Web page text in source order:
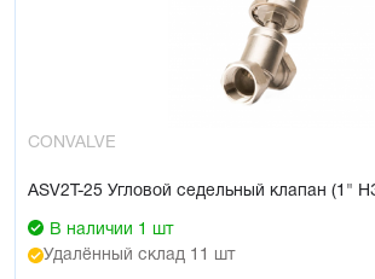
CONVALVE
ASV2T-25 Угловой седельный клапан (1"
В наличии 1 шт
Удалённый склад 11 шт